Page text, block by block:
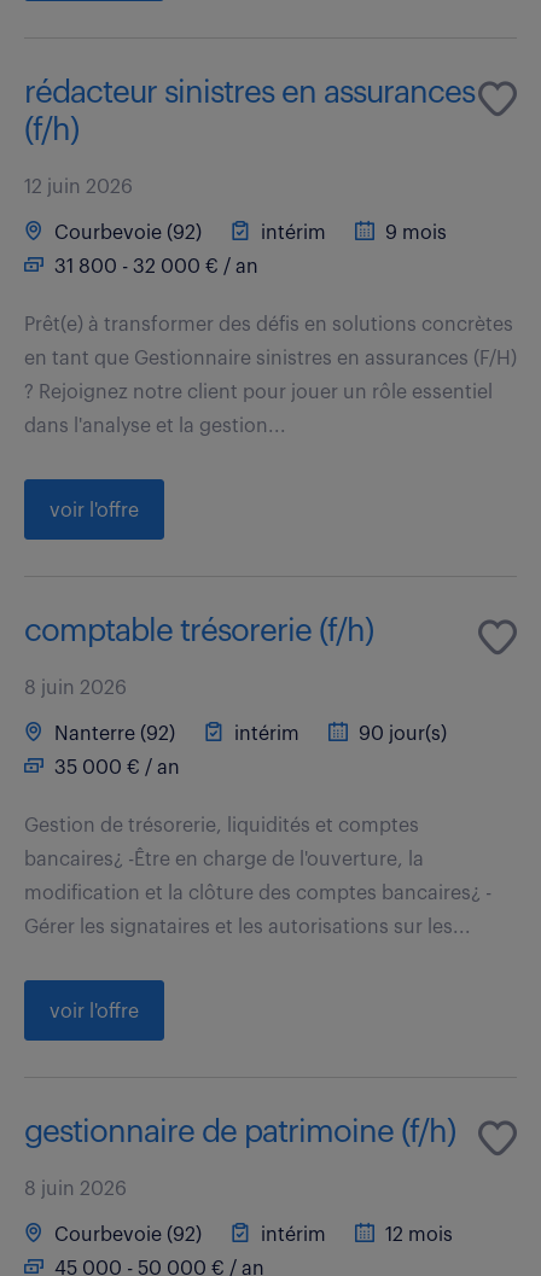
rédacteur sinistres en assurances
(f/h)
12 juin 2026
Courbevoie (92) intérim
9 mois
31 800 - 32 000 € / an
Prêt(e) à transformer des défis en solutions concrètes
en tant que Gestionnaire sinistres en assurances (F/H)
? Rejoignez notre client pour jouer un rôle essentiel
dans l'analyse et la gestion...
voir l'offre
comptable trésorerie (f/h)
8 juin 2026
Nanterre (92) intérim
90 jour(s)
35 000 € / an
Gestion de trésorerie, liquidités et comptes
bancaires¿ -Être en charge de l'ouverture, la
modification et la clôture des comptes bancaires¿ -
Gérer les signataires et les autorisations sur les...
voir l'offre
gestionnaire de patrimoine (f/h)
8 juin 2026
Courbevoie (92) intérim
12 mois
45 000 - 50 000 € / an